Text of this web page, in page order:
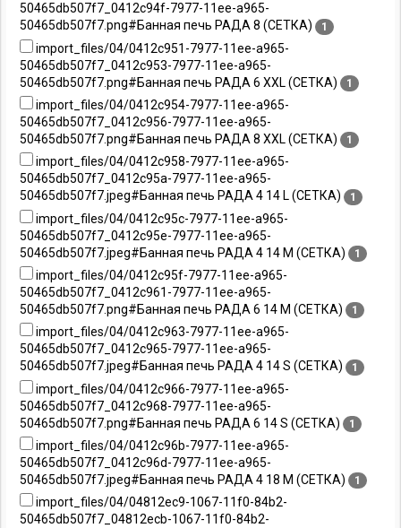
50465db507f7_0412c94f-7977-11ee-a965-
50465db507f7.png#Банная печь РАДА 8 (СЕТКА)
1
import_files/04/0412c951-7977-11ee-a965-
50465db507f7_0412c953-7977-11ee-a965-
50465db507f7.png#Банная печь РАДА 6 XXL (СЕТКА)
1
import_files/04/0412c954-7977-11ee-a965-
50465db507f7_0412c956-7977-11ee-a965-
50465db507f7.png#Банная печь РАДА 8 XXL (СЕТКА)
1
import_files/04/0412c958-7977-11ee-a965-
50465db507f7_0412c95a-7977-11ee-a965-
50465db507f7.jpeg#Банная печь РАДА 4 14 L (СЕТКА)
1
import_files/04/0412c95c-7977-11ee-a965-
50465db507f7_0412c95e-7977-11ee-a965-
50465db507f7.jpeg#Банная печь РАДА 4 14 M (СЕТКА)
1
import_files/04/0412c95f-7977-11ee-a965-
50465db507f7_0412c961-7977-11ee-a965-
50465db507f7.png#Банная печь РАДА 6 14 M (СЕТКА)
1
import_files/04/0412c963-7977-11ee-a965-
50465db507f7_0412c965-7977-11ee-a965-
50465db507f7.jpeg#Банная печь РАДА 4 14 S (СЕТКА)
1
import_files/04/0412c966-7977-11ee-a965-
50465db507f7_0412c968-7977-11ee-a965-
50465db507f7.png#Банная печь РАДА 6 14 S (СЕТКА)
1
import_files/04/0412c96b-7977-11ee-a965-
50465db507f7_0412c96d-7977-11ee-a965-
50465db507f7.jpeg#Банная печь РАДА 4 18 M (СЕТКА)
1
import_files/04/04812ec9-1067-11f0-84b2-
50465db507f7_04812ecb-1067-11f0-84b2-